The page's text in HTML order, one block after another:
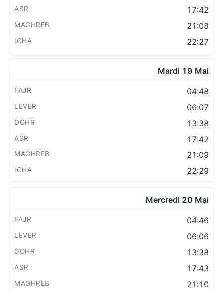
17:42
21:08
22:27
Mardi 19 Mai
04:48
06:07
13:38
17:42
21:09
22:29
Mercredi 20 Mai
04:46
06:06
13:38
17:43
21:10